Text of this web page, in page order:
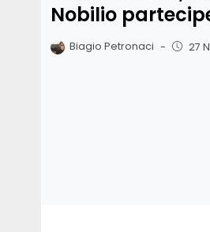
Nobilio
Biagio Petronaci - 27